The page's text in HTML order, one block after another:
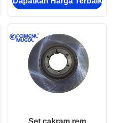
97033986, Bagian